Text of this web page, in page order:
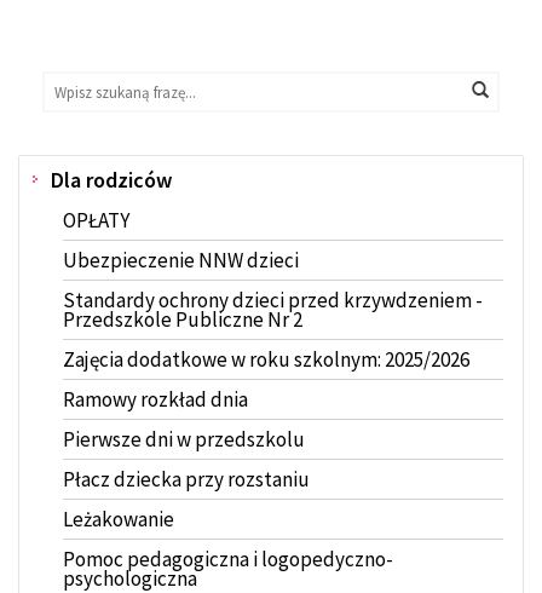
Wyszukiwarka
Wyszukaj
Menu
Dla rodziców
OPŁATY
Ubezpieczenie NNW dzieci
Standardy ochrony dzieci przed krzywdzeniem -
Przedszkole Publiczne Nr 2
Zajęcia dodatkowe w roku szkolnym: 2025/2026
Ramowy rozkład dnia
Pierwsze dni w przedszkolu
Płacz dziecka przy rozstaniu
Leżakowanie
Pomoc pedagogiczna i logopedyczno-
psychologiczna